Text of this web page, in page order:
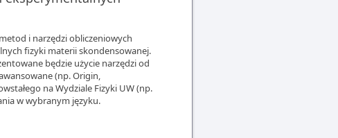
i narzędzi obliczeniowych
fizyki materii skondensowanej.
będzie użycie narzędzi od
(np. Origin,
na Wydziale Fizyki UW (np.
w wybranym języku.